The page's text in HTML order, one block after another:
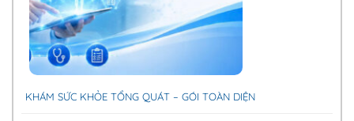
KHÁM SỨC KHỎE TỔNG QUÁT – GÓI TOÀN DIỆN